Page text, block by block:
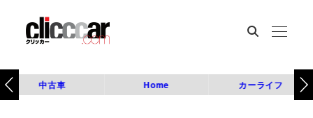
中古車 Home カーライフ